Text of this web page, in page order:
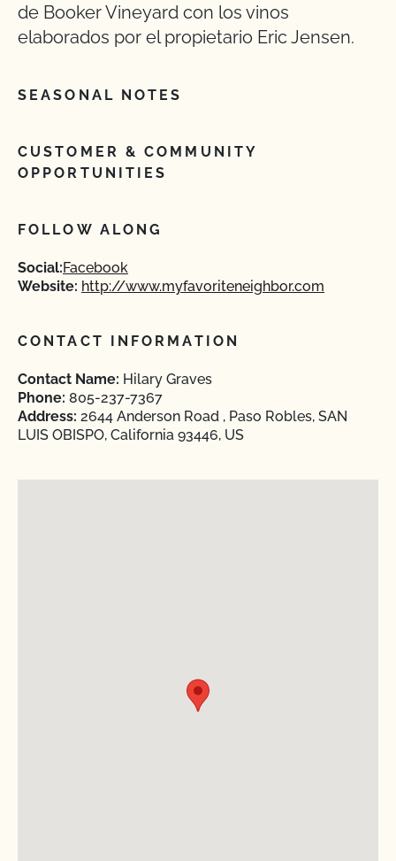
de Booker Vineyard con los vinos
elaborados por el propietario Eric Jensen.
SEASONAL NOTES
CUSTOMER & COMMUNITY
OPPORTUNITIES
FOLLOW ALONG
Social:Facebook
Website: http://www.myfavoriteneighbor.com
CONTACT INFORMATION
Contact Name: Hilary Graves
Phone: 805-237-7367
Address: 2644 Anderson Road , Paso Robles, SAN
LUIS OBISPO, California 93446, US